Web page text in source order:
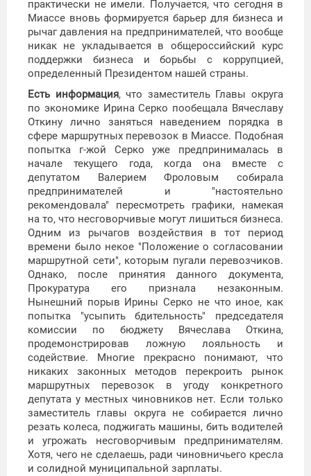
практически не имели. Получается, что сегодня в
Миассе вновь формируется барьер для бизнеса и
рычаг давления на предпринимателей, что вообще
никак не укладывается в общероссийский курс
поддержки бизнеса и борьбы с коррупцией,
определенный Президентом нашей страны.
Есть информация, что заместитель Главы округа
по экономике Ирина Серко пообещала Вячеславу
Откину лично заняться наведением порядка в
сфере маршрутных перевозок в Миассе. Подобная
попытка г-жой Серко уже предпринималась в
начале текущего года, когда она вместе с
депутатом Валерием Фроловым собирала
предпринимателей и "настоятельно
рекомендовала" пересмотреть графики, намекая
на то, что несговорчивые могут лишиться бизнеса.
Одним из рычагов воздействия в тот период
времени было некое "Положение о согласовании
маршрутной сети", которым пугали перевозчиков.
Однако, после принятия данного документа,
Прокуратура его признала незаконным.
Нынешний порыв Ирины Серко не что иное, как
попытка "усыпить бдительность" председателя
комиссии по бюджету Вячеслава Откина,
продемонстрировав ложную лояльность и
содействие. Многие прекрасно понимают, что
никаких законных методов перекроить рынок
маршрутных перевозок в угоду конкретного
депутата у местных чиновников нет. Если только
заместитель главы округа не собирается лично
резать колеса, поджигать машины, бить водителей
и угрожать несговорчивым предпринимателям.
Хотя, чего не сделаешь, ради чиновничьего кресла
и солидной муниципальной зарплаты.